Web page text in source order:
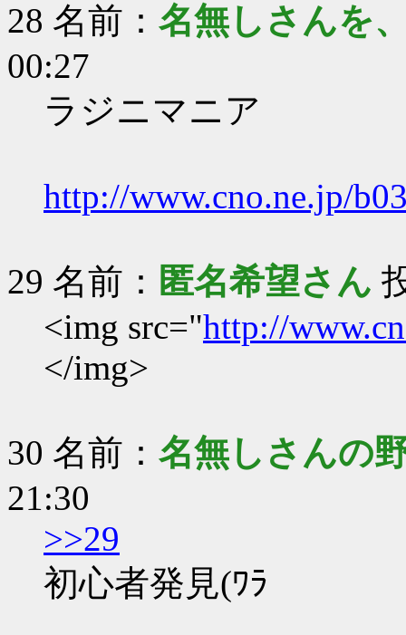
28 名前： 名無しさんを
00:27
ラジニマニア
http://www.cno.ne.jp/
29 名前： 匿名希望さん
<img src="http://
</img>
30 名前： 名無しさんの
21:30
>>29
初心者発見(ﾜﾗ